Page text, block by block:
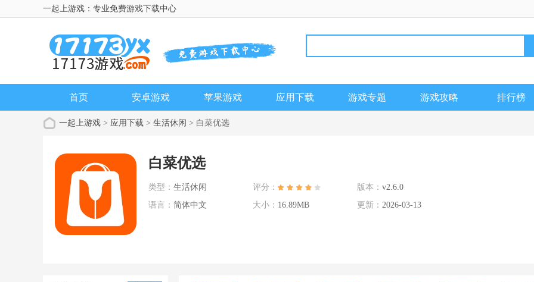
一起上游戏：专业免费游戏下载中心
首页 安卓游戏 苹果游戏 应用下载 游戏专题 游戏攻略 排行榜
一起上游戏 > 应用下载 > 生活休闲 > 白菜优选
白菜优选
类型： 生活休闲 评分： 版本： v2.6.0
语言： 简体中文 大小： 16.89MB 更新： 2026-03-13